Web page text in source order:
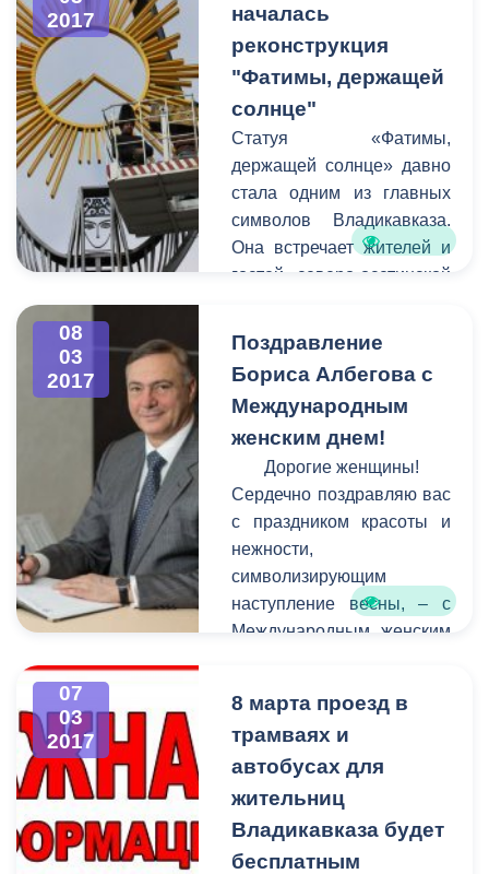
многоквартирных домов.
Так как вышеуказанные
территории являются
зоной ответственности
управляющих компаний
совместно,
закону не имеет права
наводить на них порядок.
2017
началась
реконструкция
"Фатимы, держащей
солнце"
Статуя «Фатимы,
держащей солнце» давно
стала одним из главных
символов Владикавказа.
Она встречает жителей и
гостей северо-осетинской
К сожалению, в последние
годы вид сооружения
оставлял желать лучшего -
оно пострадало от
коррозии, стала заметной
усталость металла.
08
03
2017
Поздравление
Бориса Албегова с
Международным
женским днем!
Дорогие женщины!
Сердечно поздравляю вас
с праздником красоты и
нежности,
символизирующим
наступление весны, – с
Международным женским
07
03
2017
8 марта проезд в
трамваях и
автобусах для
жительниц
Владикавказа будет
бесплатным